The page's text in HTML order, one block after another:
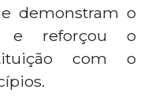
demonstram o
e reforçou o
com o